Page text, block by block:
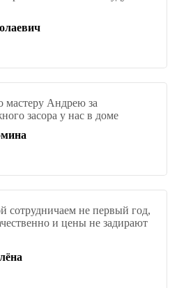
мастеру Андрею за
засора у нас в доме
сотрудничаем не первый год,
и цены не задирают